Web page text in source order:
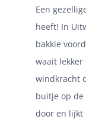
Een
heeft! In
bakkie
waait
windkracht
buitje op de
door en lijkt